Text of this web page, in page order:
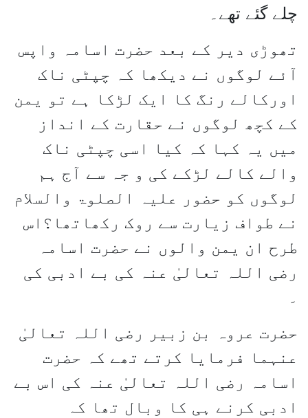
چلے گئے تھے۔
تھوڑی دیر کے بعد حضرت اسامہ واپس
آئے لوگوں نے دیکھا کہ چپٹی ناک
اورکالے رنگ کا ایک لڑکا ہے تو یمن
کے کچھ لوگوں نے حقارت کے انداز
میں یہ کہا کہ کیا اسی چپٹی ناک
والے کالے لڑکے کی و جہ سے آج ہم
لوگوں کو حضور علیہ الصلوۃ والسلام
نے طواف زیارت سے روک رکھاتھا؟اس
طرح ان یمن والوں نے حضرت اسامہ
رضی اللہ تعالیٰ عنہ کی بے ادبی کی
۔
حضرت عروہ بن زبیر رضی اللہ تعالیٰ
عنہما فرمایا کرتے تھے کہ حضرت
اسامہ رضی اللہ تعالیٰ عنہ کی اس بے
ادبی کرنے ہی کا وبال تھا کہ